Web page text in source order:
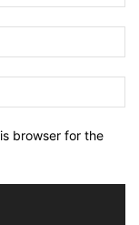
browser for the